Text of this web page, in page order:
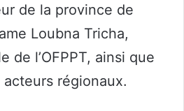
de la province de
Loubna Tricha,
de l’OFPPT, ainsi que
régionaux.